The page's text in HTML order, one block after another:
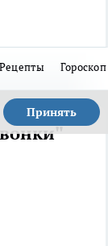
Рецепты Гороскоп
Принять